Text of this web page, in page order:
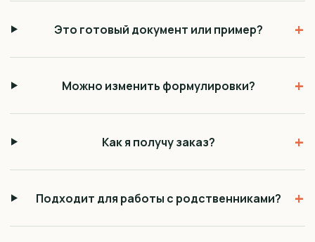
Это готовый документ или пример? +
Можно изменить формулировки? +
Как я получу заказ? +
Подходит для работы с родственниками? +